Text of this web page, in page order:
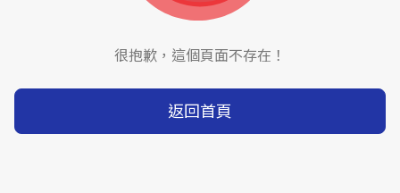
很抱歉，這個頁面不存在！
返回首頁